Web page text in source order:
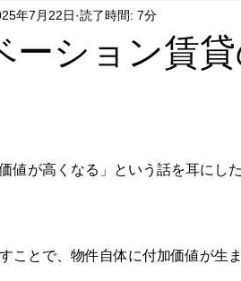
ーション賃
年7月22日 読了時間: 7分
値が高くなる」という話を耳にし
ことで、物件自体に付加価値が生